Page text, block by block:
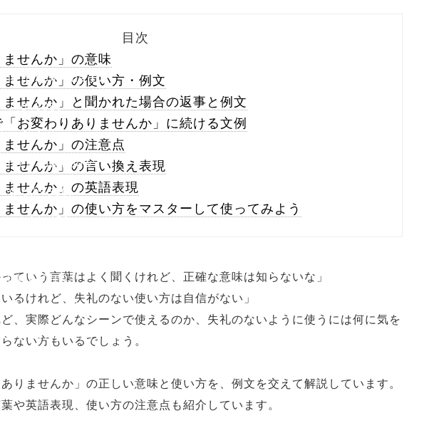
parts/sns-
on line10
/1013987"
'Gwindow',
'width=550,
height=450,
toolbar=no,
false;"> シェア
目次
ませんか」の意味
ませんか」の使い方・例文
ませんか」と聞かれた場合の返事と例文
お変わりありませんか」に続ける文例
ませんか」の注意点
ませんか」の言い換え表現
ませんか」の英語表現
ませんか」の使い方をマスターして使ってみよう
ていう言葉はよく聞くけれど、正確な意味は知らないな」
るけれど、失礼のない使い方は自信がない」
、実際どんなシーンで使えるのか、失礼のないように使うには何に気を
ない方もいるでしょう。
りませんか」の正しい意味と使い方を、例文を交えて解説しています。
や英語表現、使い方の注意点も紹介しています。